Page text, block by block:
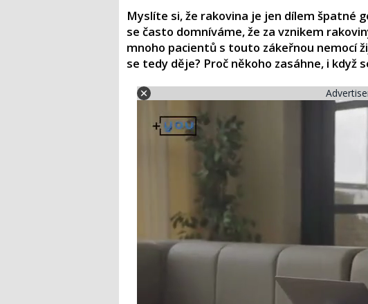
Myslíte si, že rakovina je jen dílem špatné
se často domníváme, že za vznikem
mnoho pacientů s touto zákeřnou nemocí
se tedy děje? Proč někoho zasáhne, i když